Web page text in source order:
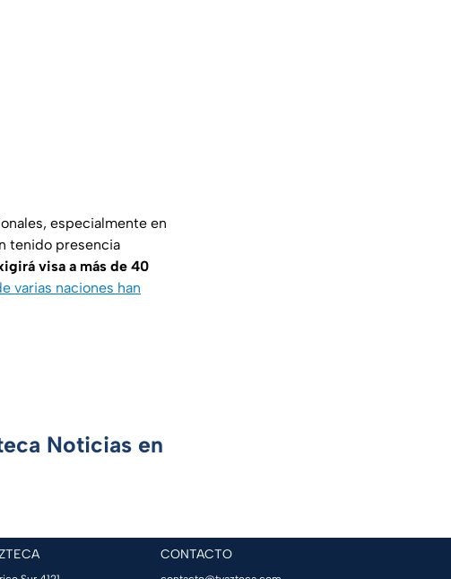
especialmente en
tenido presencia
visa a más de 40
varias naciones han
Noticias en
CONTACTO